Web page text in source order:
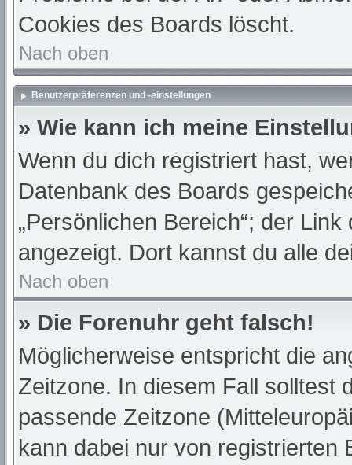
Cookies des Boards löscht.
Nach oben
Benutzerpräferenzen und -einstellungen
» Wie kann ich meine
Wenn du dich registriert hast,
Datenbank des Boards
„Persönlichen Bereich“; der
angezeigt. Dort kannst du alle
Nach oben
» Die Forenuhr geht falsch!
Möglicherweise entspricht die
Zeitzone. In diesem Fall solltest
passende Zeitzone
kann dabei nur von registrierten